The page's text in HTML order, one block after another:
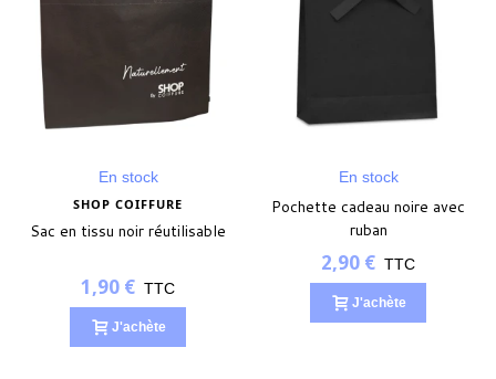
En stock
SHOP COIFFURE
Sac en tissu noir réutilisable
1,90 € TTC
J'achète
En stock
Pochette cadeau noire avec
ruban
2,90 € TTC
J'achète